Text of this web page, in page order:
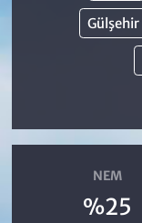
Gülşehir
NEM
%25